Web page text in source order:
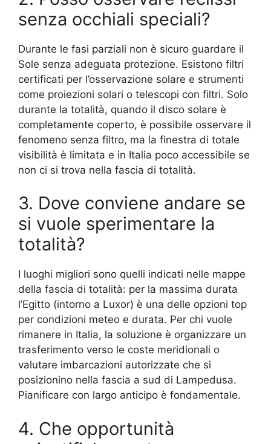
senza occhiali speciali?
Durante le fasi parziali non è sicuro guardare il
Sole senza adeguata protezione. Esistono filtri
certificati per l’osservazione solare e strumenti
come proiezioni solari o telescopi con filtri. Solo
durante la totalità, quando il disco solare è
completamente coperto, è possibile osservare il
fenomeno senza filtro, ma la finestra di totale
visibilità è limitata e in Italia poco accessibile se
non ci si trova nella fascia di totalità.
3. Dove conviene andare se
si vuole sperimentare la
totalità?
I luoghi migliori sono quelli indicati nelle mappe
della fascia di totalità: per la massima durata
l’Egitto (intorno a Luxor) è una delle opzioni top
per condizioni meteo e durata. Per chi vuole
rimanere in Italia, la soluzione è organizzare un
trasferimento verso le coste meridionali o
valutare imbarcazioni autorizzate che si
posizionino nella fascia a sud di Lampedusa.
Pianificare con largo anticipo è fondamentale.
4. Che opportunità